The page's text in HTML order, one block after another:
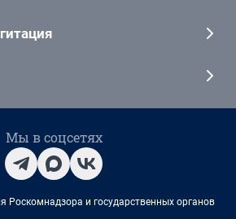
Мы в соцсетях
Роскомнадзора и государственных органов